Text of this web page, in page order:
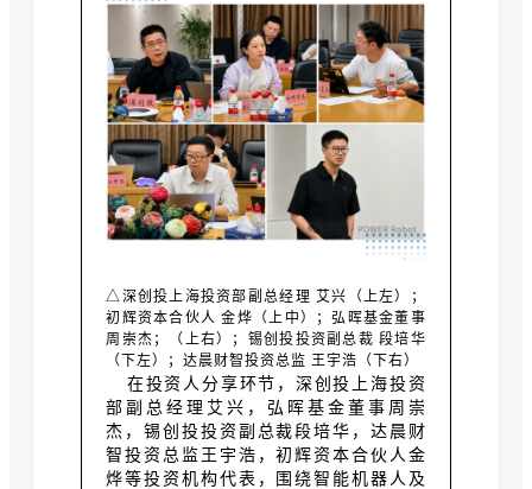
△深创投上海投资部副总经理 艾兴（上左）；
初辉资本合伙人 金烨（上中）；弘晖基金董事
周崇杰；（上右）；锡创投投资副总裁 段培华
（下左）；达晨财智投资总监 王宇浩（下右）
在投资人分享环节，深创投上海投资
部副总经理艾兴，弘晖基金董事周崇
杰，锡创投投资副总裁段培华，达晨财
智投资总监王宇浩，初辉资本合伙人金
烨等投资机构代表，围绕智能机器人及